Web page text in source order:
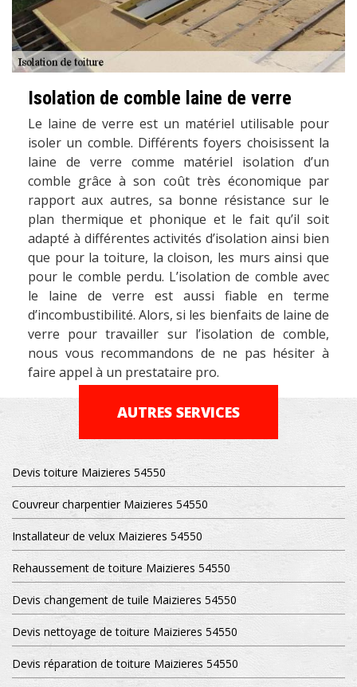
Isolation de comble laine de verre
Le laine de verre est un matériel utilisable pour
isoler un comble. Différents foyers choisissent la
laine de verre comme matériel isolation d’un
comble grâce à son coût très économique par
rapport aux autres, sa bonne résistance sur le
plan thermique et phonique et le fait qu’il soit
adapté à différentes activités d’isolation ainsi bien
que pour la toiture, la cloison, les murs ainsi que
pour le comble perdu. L’isolation de comble avec
le laine de verre est aussi fiable en terme
d’incombustibilité. Alors, si les bienfaits de laine de
verre pour travailler sur l’isolation de comble,
nous vous recommandons de ne pas hésiter à
faire appel à un prestataire pro.
AUTRES SERVICES
Devis toiture Maizieres 54550
Couvreur charpentier Maizieres 54550
Installateur de velux Maizieres 54550
Rehaussement de toiture Maizieres 54550
Devis changement de tuile Maizieres 54550
Devis nettoyage de toiture Maizieres 54550
Devis réparation de toiture Maizieres 54550